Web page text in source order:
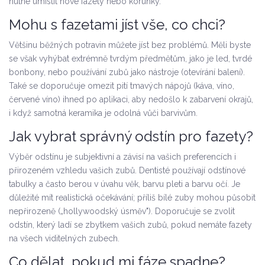
Mohu s fazetami jíst vše, co chci?
Většinu běžných potravin můžete jíst bez problémů. Měli byste
se však vyhýbat extrémně tvrdým předmětům, jako je led, tvrdé
bonbony, nebo používání zubů jako nástroje (otevírání balení).
Také se doporučuje omezit pití tmavých nápojů (káva, víno,
červené víno) ihned po aplikaci, aby nedošlo k zabarvení okrajů,
i když samotná keramika je odolná vůči barvivům.
Jak vybrat správný odstín pro fazety?
Výběr odstínu je subjektivní a závisí na vašich preferencích i
přirozeném vzhledu vašich zubů. Dentisté používají odstínové
tabulky a často berou v úvahu věk, barvu pleti a barvu očí. Je
důležité mít realistická očekávání; příliš bílé zuby mohou působit
nepřirozeně („hollywoodský úsměv"). Doporučuje se zvolit
odstín, který ladí se zbytkem vašich zubů, pokud nemáte fazety
na všech viditelných zubech.